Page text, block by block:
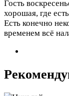
Гость
хорошая, где
Есть конечно
временем всё